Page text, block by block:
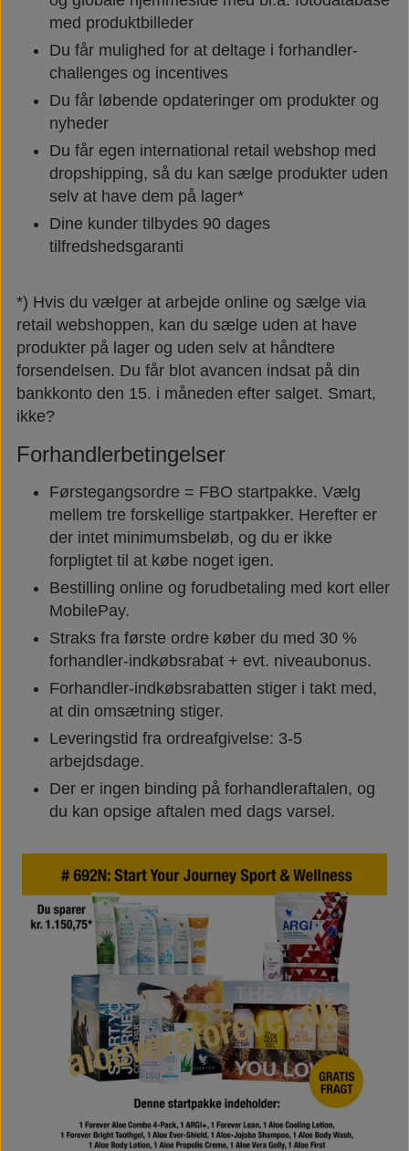
med produktbilleder
Du får mulighed for at deltage i forhandler-
challenges og incentives
Du får løbende opdateringer om produkter og
nyheder
Du får egen international retail webshop med
dropshipping, så du kan sælge produkter uden
selv at have dem på lager*
Dine kunder tilbydes 90 dages
tilfredshedsgaranti
*) Hvis du vælger at arbejde online og sælge via
retail webshoppen, kan du sælge uden at have
produkter på lager og uden selv at håndtere
forsendelsen. Du får blot avancen indsat på din
bankkonto den 15. i måneden efter salget. Smart,
ikke?
Forhandlerbetingelser
Førstegangsordre = FBO startpakke. Vælg
mellem tre forskellige startpakker. Herefter er
der intet minimumsbeløb, og du er ikke
forpligtet til at købe noget igen.
Bestilling online og forudbetaling med kort eller
MobilePay.
Straks fra første ordre køber du med 30 %
forhandler-indkøbsrabat + evt. niveaubonus.
Forhandler-indkøbsrabatten stiger i takt med,
at din omsætning stiger.
Leveringstid fra ordreafgivelse: 3-5
arbejdsdage.
Der er ingen binding på forhandleraftalen, og
du kan opsige aftalen med dags varsel.